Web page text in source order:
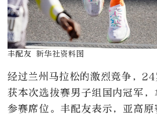
丰配友 新华社资料图
经过兰州马拉松的激烈竞争，
获本次选拔赛男子组国内冠军
参赛席位。丰配友表示，亚高原